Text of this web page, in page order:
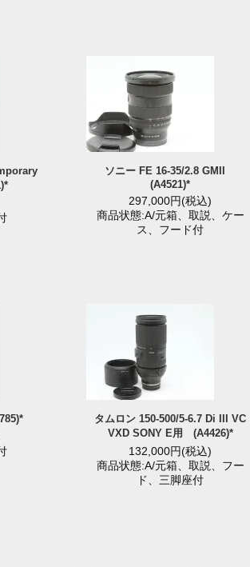
ソニー FE 16-35/2.8 GMII
(A4521)*
297,000円(税込)
商品状態:A/元箱、取説、ケー
ス、フード付
タムロン 150-500/5-6.7 Di III VC
VXD SONY E用 (A4426)*
132,000円(税込)
商品状態:A/元箱、取説、フー
ド、三脚座付